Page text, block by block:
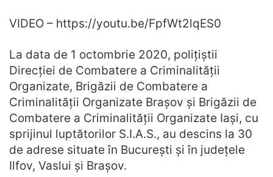
VIDEO – https://youtu.be/FpfWt2lqES0
La data de 1 octombrie 2020, polițiștii
Direcției de Combatere a Criminalității
Organizate, Brigăzii de Combatere a
Criminalității Organizate Brașov și Brigăzii de
Combatere a Criminalității Organizate Iași, cu
sprijinul luptătorilor S.I.A.S., au descins la 30
de adrese situate în București și în județele
Ilfov, Vaslui și Brașov.